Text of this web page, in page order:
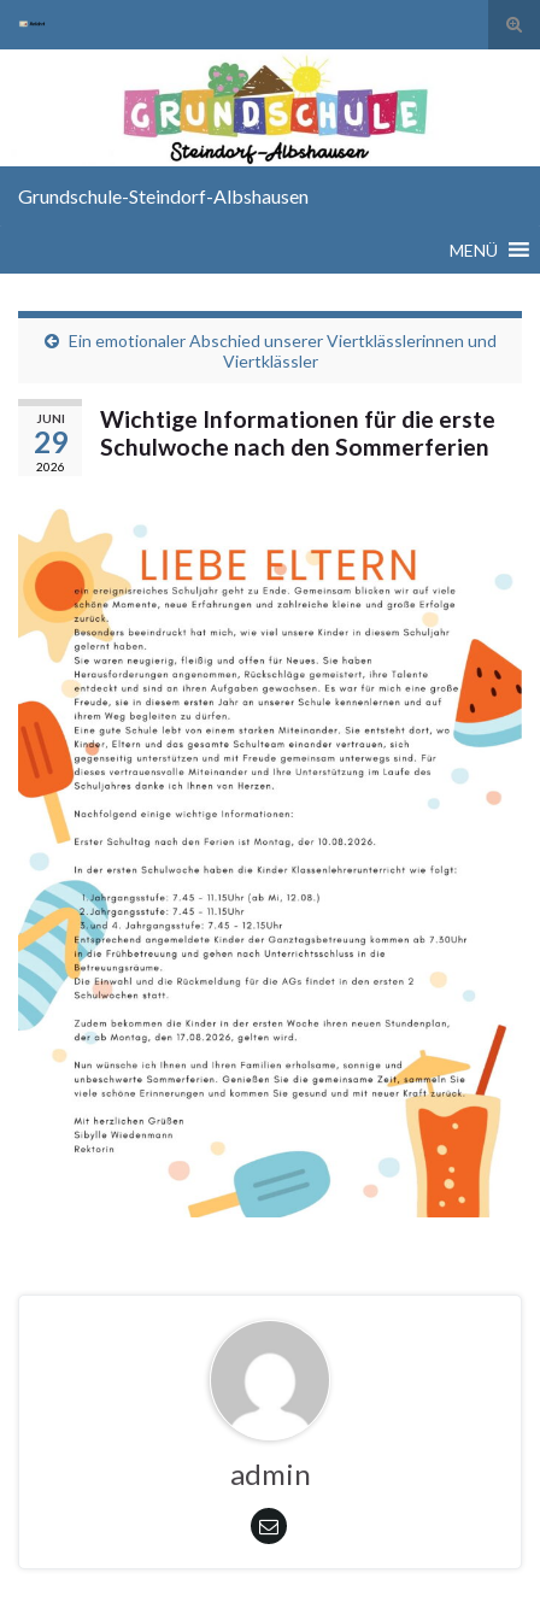
Search for:
Grundschule-Steindorf-Albshausen
MENÜ
Ein emotionaler Abschied unserer Viertklässlerinnen und
Viertklässler
JUNI
29
2026
Wichtige Informationen für die erste
Schulwoche nach den Sommerferien
admin